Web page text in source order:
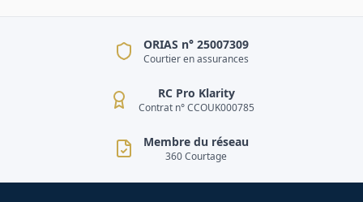
ORIAS n° 25007309
Courtier en assurances
RC Pro Klarity
Contrat n° CCOUK000785
Membre du réseau
360 Courtage